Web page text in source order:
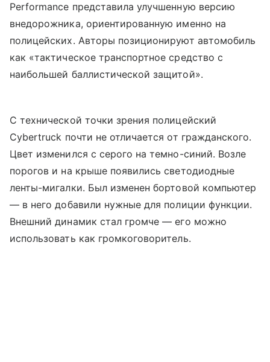
Performance представила улучшенную версию
внедорожника, ориентированную именно на
полицейских. Авторы позиционируют автомобиль
как «тактическое транспортное средство с
наибольшей баллистической защитой».
С технической точки зрения полицейский
Cybertruck почти не отличается от гражданского.
Цвет изменился с серого на темно-синий. Возле
порогов и на крыше появились светодиодные
ленты-мигалки. Был изменен бортовой компьютер
— в него добавили нужные для полиции функции.
Внешний динамик стал громче — его можно
использовать как громкоговоритель.